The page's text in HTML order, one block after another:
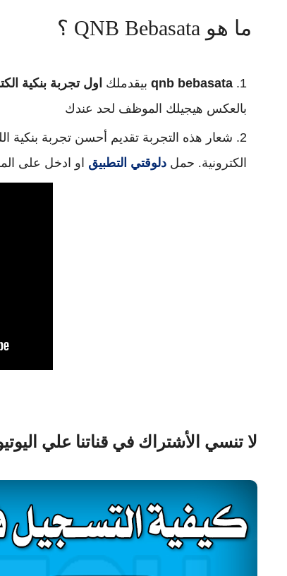
ما هو QNB Bebasata ؟
qnb bebasata بيقدملك اول تجربة بنكية
بالعكس هيجيلك الموظف لحد عندك
شعار هذه التجربة تقديم أحسن تجربة بنكية
الكترونية. حمل دلوقتي التطبيق او ادخل على
لا تنسي الأشتراك في قناتنا علي